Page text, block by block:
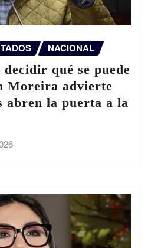
NACIONAL
qué se puede
Moreira advierte
abren la puerta a la